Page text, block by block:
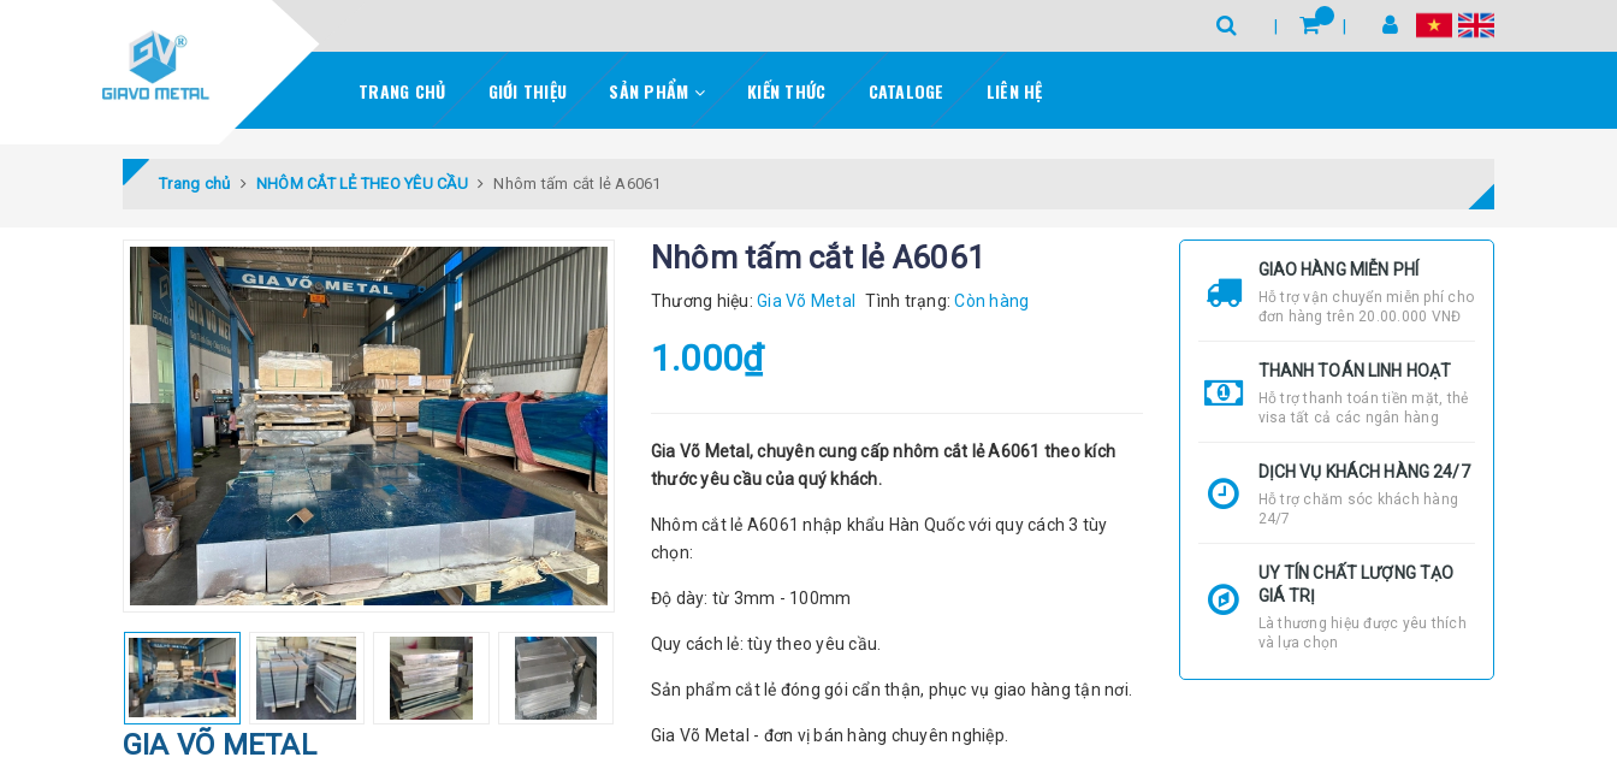
TRANG CHỦ GIỚI THIỆU SẢN PHẨM KIẾN THỨC CATALOGE LIÊN HỆ
Trang chủ NHÔM CẮT LẺ THEO YÊU CẦU Nhôm tấm cắt lẻ A6061
GIA VÕ METAL
Nhôm tấm cắt lẻ A6061
Thương hiệu: Gia Võ Metal Tình trạng:Còn hàng
1.000₫
Gia Võ Metal, chuyên cung cấp nhôm cắt lẻ A6061 theo kích
thước yêu cầu của quý khách.
Nhôm cắt lẻ A6061 nhập khẩu Hàn Quốc với quy cách 3 tùy
chọn:
Độ dày: từ 3mm - 100mm
Quy cách lẻ: tùy theo yêu cầu.
Sản phẩm cắt lẻ đóng gói cẩn thận, phục vụ giao hàng tận nơi.
Gia Võ Metal - đơn vị bán hàng chuyên nghiệp.
GIAO HÀNG MIỄN PHÍ
Hỗ trợ vận chuyển miễn phí cho
đơn hàng trên 20.00.000 VNĐ
THANH TOÁN LINH HOẠT
Hỗ trợ thanh toán tiền mặt, thẻ
visa tất cả các ngân hàng
DỊCH VỤ KHÁCH HÀNG 24/7
Hỗ trợ chăm sóc khách hàng
24/7
UY TÍN CHẤT LƯỢNG TẠO
GIÁ TRỊ
Là thương hiệu được yêu thích
và lựa chọn